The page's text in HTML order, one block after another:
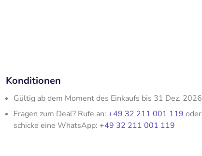
Konditionen
Gültig ab dem Moment des Einkaufs bis 31 Dez. 2026
Fragen zum Deal? Rufe an: +49 32 211 001 119 oder
schicke eine WhatsApp: +49 32 211 001 119